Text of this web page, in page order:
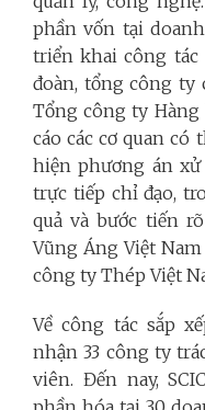
phần vốn tại
triển khai công tác
đoàn, tổng công ty
Tổng công ty
cáo các cơ quan
hiện phương án
trực tiếp chỉ đạo,
quả và bước tiến
Vũng Áng Việt
công ty Thép Việt
Về công tác sắp
nhận 33 công ty
viên. Đến nay,